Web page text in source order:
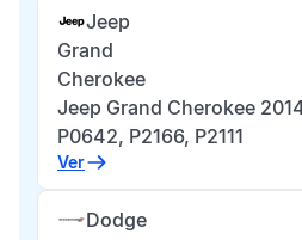
Jeep
Grand
Cherokee
Jeep Grand Cherokee
P0642, P2166, P2111
Ver
Dodge